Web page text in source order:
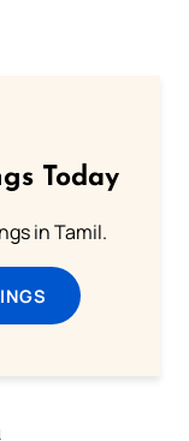
Today
in Tamil.